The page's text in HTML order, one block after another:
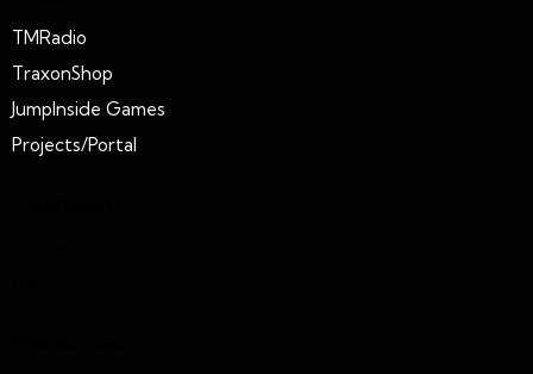
TMRadio
TraxonShop
JumpInside Games
Projects/Portal